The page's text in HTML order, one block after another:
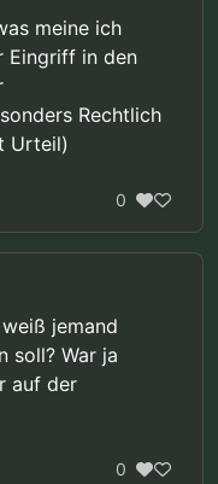
meine ich
Eingriff in den
Rechtlich
Urteil)
0
jemand
soll? War ja
auf der
0